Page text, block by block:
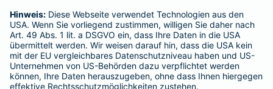
Adresse ändern
Schaden melden
Kilometerstandsmeldung
Serviceübersicht